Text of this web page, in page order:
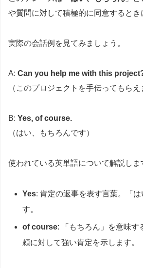
や質問に対して積極的に同意するとき
実際の会話例を見てみましょう。
A: Can you help me with this
（このプロジェクトを手伝ってもらえ
B: Yes, of course.
（はい、もちろんです）
使われている英単語について解説しま
Yes: 肯定の返事を表す言葉。「は
す。
of course: 「もちろん」を意味す
頼に対して強い肯定を示します。